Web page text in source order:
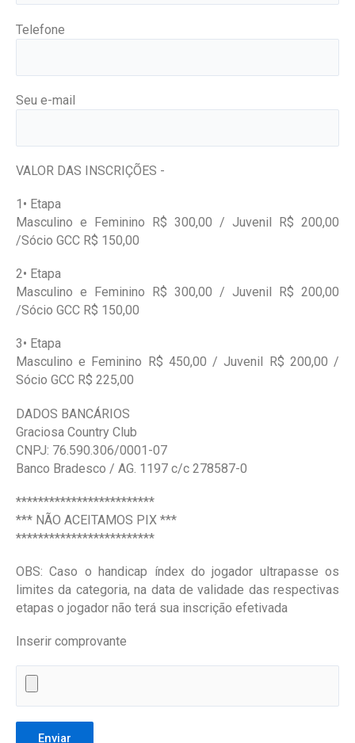
Telefone
Seu e-mail
VALOR DAS INSCRIÇÕES -
1• Etapa
Masculino e Feminino R$ 300,00 / Juvenil R$ 200,00
/Sócio GCC R$ 150,00
2• Etapa
Masculino e Feminino R$ 300,00 / Juvenil R$ 200,00
/Sócio GCC R$ 150,00
3• Etapa
Masculino e Feminino R$ 450,00 / Juvenil R$ 200,00 /
Sócio GCC R$ 225,00
DADOS BANCÁRIOS
Graciosa Country Club
CNPJ: 76.590.306/0001-07
Banco Bradesco / AG. 1197 c/c 278587-0
*************************
*** NÃO ACEITAMOS PIX ***
*************************
OBS: Caso o handicap índex do jogador ultrapasse os
limites da categoria, na data de validade das respectivas
etapas o jogador não terá sua inscrição efetivada
Inserir comprovante